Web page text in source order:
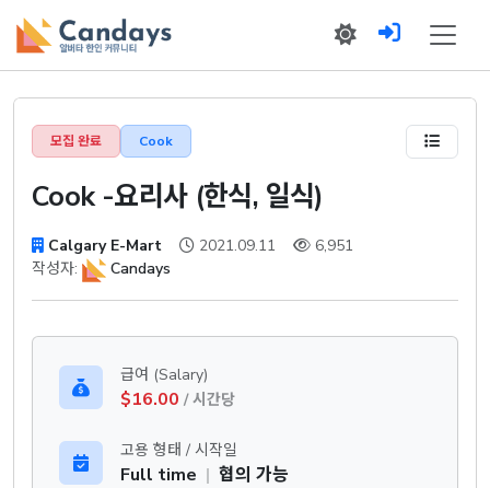
모집 완료 Cook
Cook -요리사 (한식, 일식)
Calgary E-Mart 2021.09.11
6,951
작성자:
Candays
급여 (Salary)
$16.00 / 시간당
고용 형태 / 시작일
Full time | 협의 가능